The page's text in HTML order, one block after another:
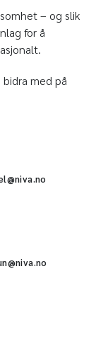
– og slik
for å
med på